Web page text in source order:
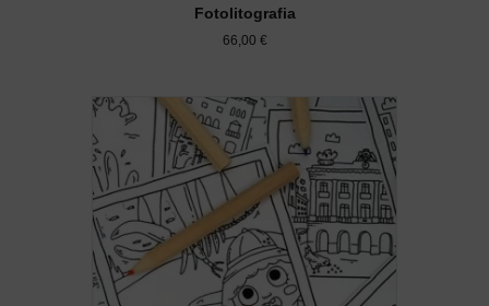
Fotolitografia
66,00 €